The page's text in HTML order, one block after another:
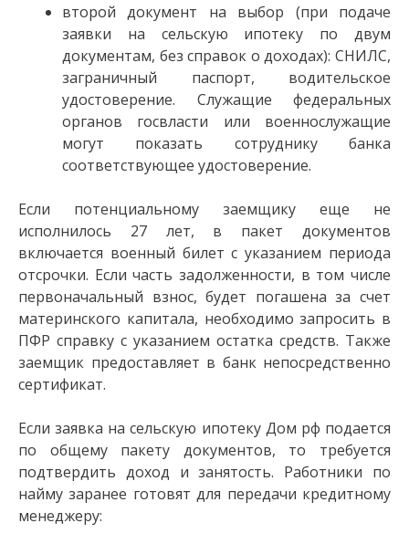
второй документ на выбор (при подаче
заявки на сельскую ипотеку по двум
документам, без справок о доходах): СНИЛС,
заграничный паспорт, водительское
удостоверение. Служащие федеральных
органов госвласти или военнослужащие
могут показать сотруднику банка
соответствующее удостоверение.
Если потенциальному заемщику еще не
исполнилось 27 лет, в пакет документов
включается военный билет с указанием периода
отсрочки. Если часть задолженности, в том числе
первоначальный взнос, будет погашена за счет
материнского капитала, необходимо запросить в
ПФР справку с указанием остатка средств. Также
заемщик предоставляет в банк непосредственно
сертификат.
Если заявка на сельскую ипотеку Дом рф подается
по общему пакету документов, то требуется
подтвердить доход и занятость. Работники по
найму заранее готовят для передачи кредитному
менеджеру: